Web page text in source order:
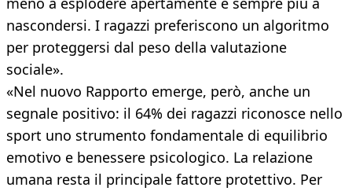
nascondersi. I ragazzi preferiscono un algoritmo
per proteggersi dal peso della valutazione
sociale».
«Nel nuovo Rapporto emerge, però, anche un
segnale positivo: il 64% dei ragazzi riconosce nello
sport uno strumento fondamentale di equilibrio
emotivo e benessere psicologico. La relazione
umana resta il principale fattore protettivo. Per